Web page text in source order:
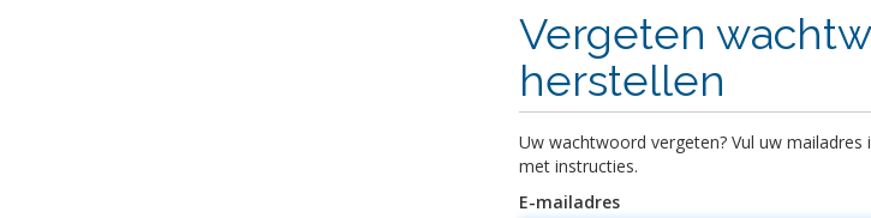
Vergeten
herstellen
Uw wachtwoord vergeten? Vul uw
met instructies.
E-mailadres